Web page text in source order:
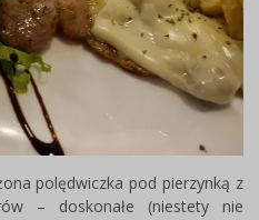
polędwiczka pod pierzynką z
– doskonałe (niestety nie